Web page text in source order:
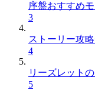
序盤おすすめ
3
ストーリー攻
4
リーズレット
5